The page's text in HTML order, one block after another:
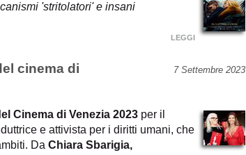
'stritolatori' e insani
LEGGI
cinema di
7 Settembre 2023
Cinema di Venezia 2023 per il
e attivista per i diritti umani, che
Da Chiara Sbarigia,